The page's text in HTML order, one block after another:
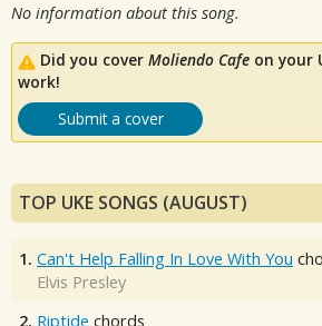
No information about this song.
Did you cover Moliendo Cafe on your
work!
Submit a cover
TOP UKE SONGS (AUGUST)
1. Can't Help Falling In Love With You
Elvis Presley
2. Riptide chords